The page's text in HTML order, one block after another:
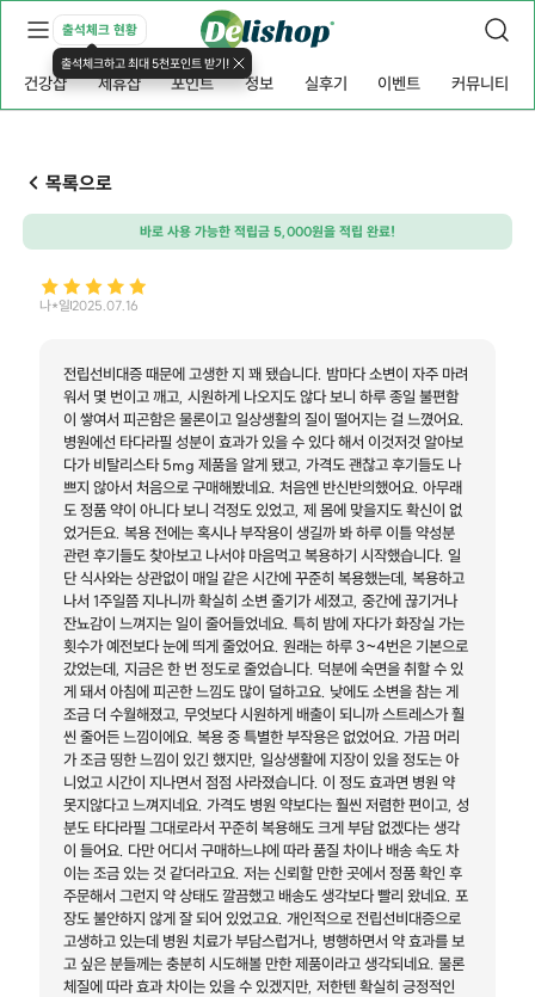
출석체크 현황
출석체크하고 최대 5천포인트 받기!
건강샵 제휴샵 포인트 정보 실후기 이벤트 커뮤니티
목록으로
바로 사용 가능한 적립금 5,000원을 적립 완료!
나*일2025.07.16
전립선비대증 때문에 고생한 지 꽤 됐습니다. 밤마다 소변이 자주 마려
워서 몇 번이고 깨고, 시원하게 나오지도 않다 보니 하루 종일 불편함
이 쌓여서 피곤함은 물론이고 일상생활의 질이 떨어지는 걸 느꼈어요.
병원에선 타다라필 성분이 효과가 있을 수 있다 해서 이것저것 알아보
다가 비탈리스타 5mg 제품을 알게 됐고, 가격도 괜찮고 후기들도 나
쁘지 않아서 처음으로 구매해봤네요. 처음엔 반신반의했어요. 아무래
도 정품 약이 아니다 보니 걱정도 있었고, 제 몸에 맞을지도 확신이 없
었거든요. 복용 전에는 혹시나 부작용이 생길까 봐 하루 이틀 약성분
관련 후기들도 찾아보고 나서야 마음먹고 복용하기 시작했습니다. 일
단 식사와는 상관없이 매일 같은 시간에 꾸준히 복용했는데, 복용하고
나서 1주일쯤 지나니까 확실히 소변 줄기가 세졌고, 중간에 끊기거나
잔뇨감이 느껴지는 일이 줄어들었네요. 특히 밤에 자다가 화장실 가는
횟수가 예전보다 눈에 띄게 줄었어요. 원래는 하루 3~4번은 기본으로
갔었는데, 지금은 한 번 정도로 줄었습니다. 덕분에 숙면을 취할 수 있
게 돼서 아침에 피곤한 느낌도 많이 덜하고요. 낮에도 소변을 참는 게
조금 더 수월해졌고, 무엇보다 시원하게 배출이 되니까 스트레스가 훨
씬 줄어든 느낌이에요. 복용 중 특별한 부작용은 없었어요. 가끔 머리
가 조금 띵한 느낌이 있긴 했지만, 일상생활에 지장이 있을 정도는 아
니었고 시간이 지나면서 점점 사라졌습니다. 이 정도 효과면 병원 약
못지않다고 느껴지네요. 가격도 병원 약보다는 훨씬 저렴한 편이고, 성
분도 타다라필 그대로라서 꾸준히 복용해도 크게 부담 없겠다는 생각
이 들어요. 다만 어디서 구매하느냐에 따라 품질 차이나 배송 속도 차
이는 조금 있는 것 같더라고요. 저는 신뢰할 만한 곳에서 정품 확인 후
주문해서 그런지 약 상태도 깔끔했고 배송도 생각보다 빨리 왔네요. 포
장도 불안하지 않게 잘 되어 있었고요. 개인적으로 전립선비대증으로
고생하고 있는데 병원 치료가 부담스럽거나, 병행하면서 약 효과를 보
고 싶은 분들께는 충분히 시도해볼 만한 제품이라고 생각되네요. 물론
체질에 따라 효과 차이는 있을 수 있겠지만, 저한텐 확실히 긍정적인